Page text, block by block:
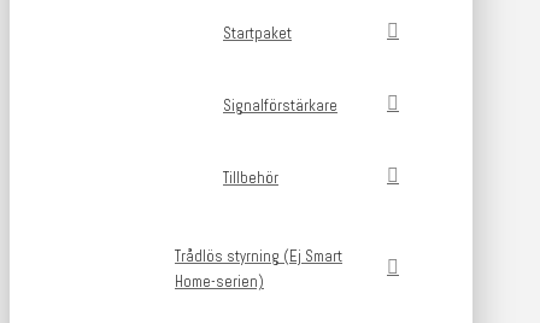
Startpaket
Signalförstärkare
Tillbehör
Trådlös styrning (Ej Smart
Home-serien)